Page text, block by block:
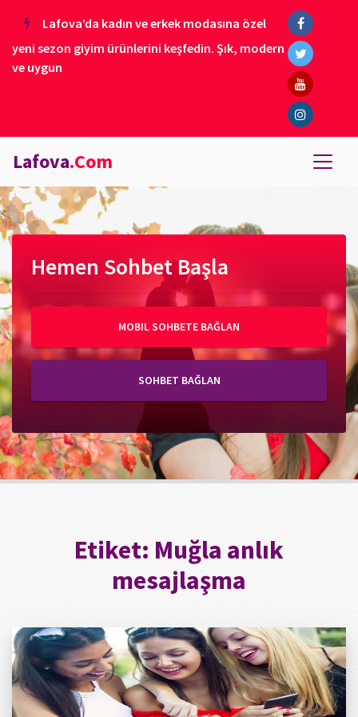
Lafova’da kadın ve erkek modasına özel
yeni sezon giyim ürünlerini keşfedin. Şık, modern
ve uygun
Lafova.Com
Hemen Sohbet Başla
MOBIL SOHBETE BAĞLAN
SOHBET BAĞLAN
Etiket: Muğla anlık
mesajlaşma